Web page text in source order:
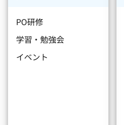
PO研修
学習・勉強会
イベント